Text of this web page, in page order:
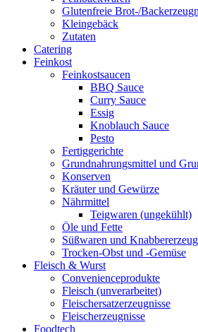
Glutenfreie Brot-/
Kleingebäck
Zutaten
Catering
Feinkost
Feinkostsaucen
BBQ Sauce
Curry Sauce
Essig
Knoblauch Sauce
Pesto
Fertiggerichte
Grundnahrungsmittel und
Konserven
Kräuter und Gewürze
Nährmittel
Teigwaren (ungekühlt)
Öle und Fette
Süßwaren und
Trocken-Obst und -Gemüse
Fleisch & Wurst
Convenienceprodukte
Fleisch (unverarbeitet)
Fleischersatzerzeugnisse
Fleischerzeugnisse
Foodtech